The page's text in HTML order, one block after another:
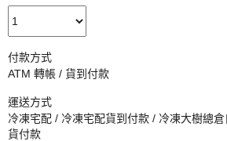
付款方式
ATM 轉帳 / 貨到付款
運送方式
冷凍宅配 / 冷凍宅配貨到付款 / 冷凍大樹總
貨付款